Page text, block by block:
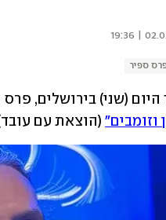
ספיר
בירושלים, פרס ספיר לספרות לשנת
וזומבים״ (הוצאת עם